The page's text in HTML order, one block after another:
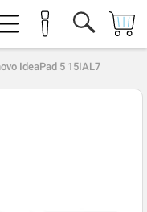
IdeaPad 5 15IAL7